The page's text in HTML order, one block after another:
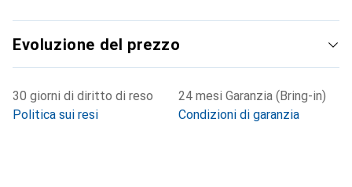
Evoluzione del prezzo
30 giorni di diritto di reso
Politica sui resi
24 mesi Garanzia (Bring-in)
Condizioni di garanzia